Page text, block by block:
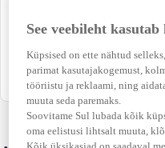
Numbrimärk
273DLC
See veebileht kasutab
Küpsised on ette nähtud
parimat kasutajakogemust,
tööriistu ja reklaami, ning
muuta seda paremaks.
Soovitame Sul lubada kõik
oma eelistusi lihtsalt muuta,